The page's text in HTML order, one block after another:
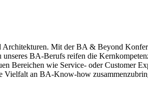
Architekturen. Mit der BA & Beyond
BA-Berufs reifen die
Bereichen wie Service- oder Customer
an BA-Know-how